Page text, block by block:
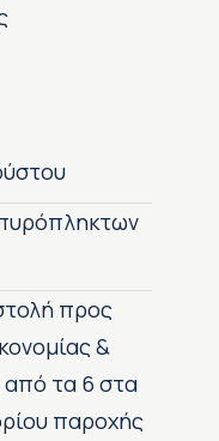
προς
&
από τα 6 στα
παροχής